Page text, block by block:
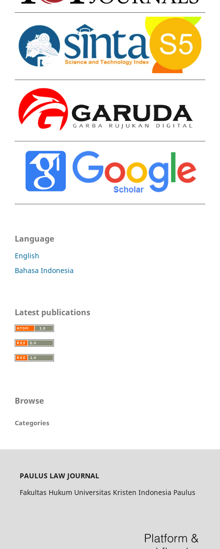
Language
English
Bahasa Indonesia
Latest publications
Browse
Categories
PAULUS LAW JOURNAL
Fakultas Hukum Universitas Kristen Indonesia Paulus